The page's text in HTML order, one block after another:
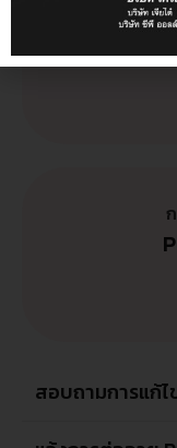
เครื่อ
สอบถามการแก้